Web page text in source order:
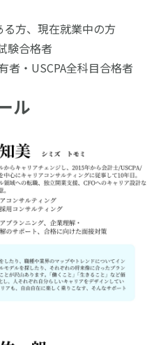
る方、現在就業中の方
験合格者
者・USCPA全科目合格者
ル